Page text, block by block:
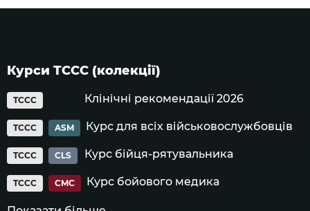
Курси ТССС (колекції)
TCCC Клінічні рекомендації 2026
TCCC ASM Курс для всіх військовослужбовців
TCCC CLS Курс бійця-рятувальника
TCCC CMC Курс бойового медика